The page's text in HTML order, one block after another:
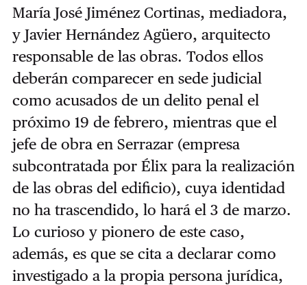
María José Jiménez Cortinas, mediadora,
y Javier Hernández Agüero, arquitecto
responsable de las obras. Todos ellos
deberán comparecer en sede judicial
como acusados de un delito penal el
próximo 19 de febrero, mientras que el
jefe de obra en Serrazar (empresa
subcontratada por Élix para la realización
de las obras del edificio), cuya identidad
no ha trascendido, lo hará el 3 de marzo.
Lo curioso y pionero de este caso,
además, es que se cita a declarar como
investigado a la propia persona jurídica,